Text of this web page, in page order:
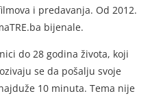
i predavanja. Od 2012.
bijenale.
do 28 godina života, koji
se da pošalju svoje
10 minuta. Tema nije